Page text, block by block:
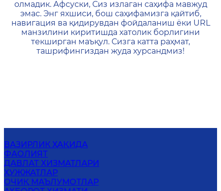
олмадик. Афсуски, Сиз излаган саҳифа мавжуд
эмас. Энг яхшиси, бош саҳифамизга қайтиб,
навигация ва қидирувдан фойдаланиш ёки URL
манзилини киритишда хатолик борлигини
текширган маъқул. Сизга катта раҳмат,
ташрифингиздан жуда хурсандмиз!
ВАЗИРЛИК ҲАҚИДА
ФАОЛИЯТ
ДАВЛАТ ХИЗМАТЛАРИ
ҲУЖЖАТЛАР
ОЧИҚ МАЪЛУМОТЛАР